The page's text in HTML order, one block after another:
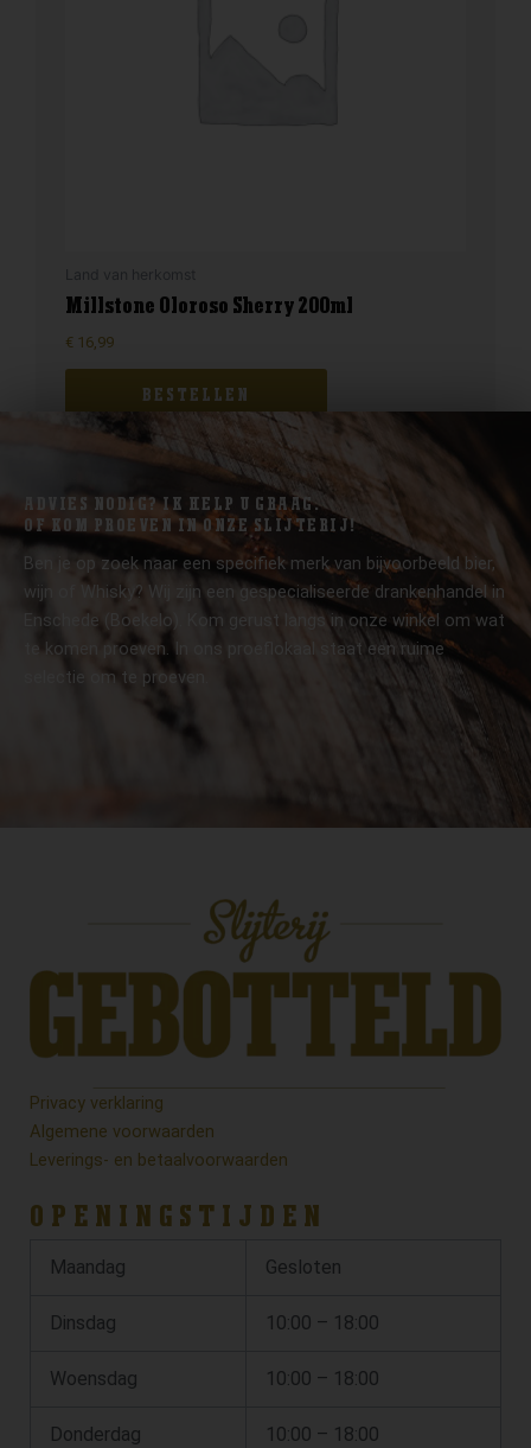
Millstone Oloroso Sherry 200ml
€ 16,99
BESTELLEN
ADVIES NODIG? IK HELP U GRAAG.
OF KOM PROEVEN IN ONZE SLIJTERIJ!
Ben je op zoek naar een specifiek merk van bijvoorbeeld bier,
wijn of Whisky? Wij zijn een gespecialiseerde drankenhandel in
Enschede (Boekelo). Kom gerust langs in onze winkel om wat
te komen proeven. In ons proeflokaal staat een ruime
selectie om te proeven.
Privacy verklaring
Algemene voorwaarden
Leverings- en betaalvoorwaarden
OPENINGSTIJDEN
Maandag Gesloten
Dinsdag 10:00 – 18:00
Woensdag 10:00 – 18:00
Donderdag 10:00 – 18:00